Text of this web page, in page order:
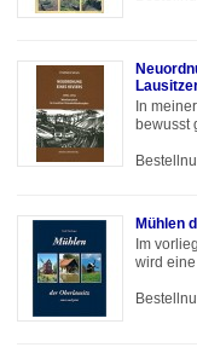
In
bewusst
Mühlen
Im
wird